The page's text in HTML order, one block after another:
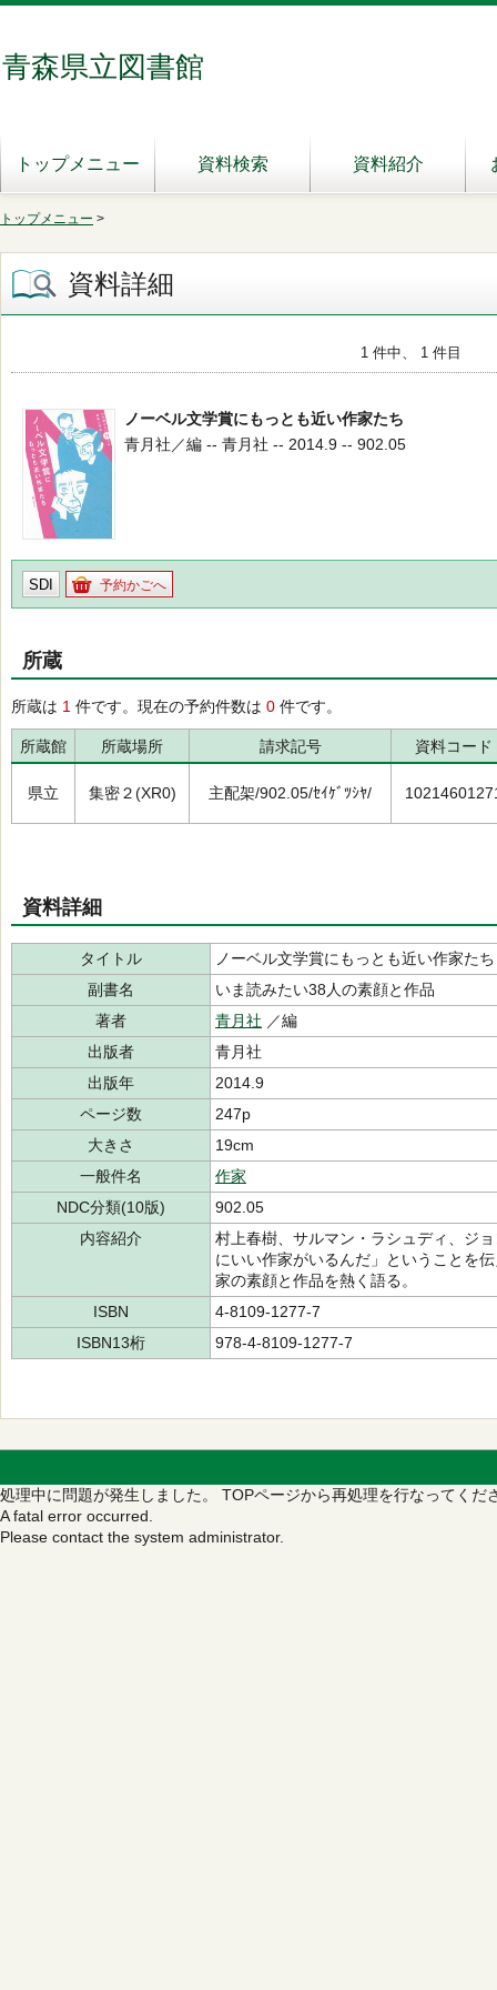
青森県立図書館
トップメニュー 資料検索 資料紹介
トップメニュー >
資料詳細
1 件中、 1 件目
ノーベル文学賞にもっとも近い作家たち
青月社／編 -- 青月社 -- 2014.9 -- 902.05
SDI 予約かごへ
所蔵
所蔵は 1 件です。現在の予約件数は 0 件です。
所蔵館 所蔵場所 請求記号 資料コード
県立 集密２(XR0) 主配架/902.05/ｾｲｹﾞﾂｼﾔ/
資料詳細
タイトル
ノーベル文学賞にもっとも近い作家たち
副書名
いま読みたい38人の素顔と作品
著者
青月社 ／編
出版者
青月社
出版年
2014.9
ページ数
247p
大きさ
19cm
一般件名
作家
NDC分類(10版)
902.05
内容紹介
村上春樹、サルマン・ラシュディ、ジ
にいい作家がいるんだ」ということを
家の素顔と作品を熱く語る。
ISBN
4-8109-1277-7
ISBN13桁
978-4-8109-1277-7
処理中に問題が発生しました。 TOPページから再処理を行なってくだ
A fatal error occurred.
Please contact the system administrator.